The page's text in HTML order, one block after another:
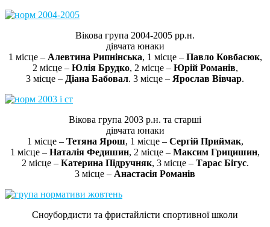
Вікова група 2004-2005 рр.н.
дівчата юнаки
1 місце – Алевтина Рипнінська, 1 місце – Павло Ковбасюк,
2 місце – Юлія Брудко, 2 місце – Юрій Романів,
3 місце – Діана Бабовал. 3 місце – Ярослав Вівчар.
Вікова група 2003 р.н. та старші
дівчата юнаки
1 місце – Тетяна Ярош, 1 місце – Сергій Приймак,
1 місце – Наталія Федишин, 2 місце – Максим Грицишин,
2 місце – Катерина Підручняк, 3 місце – Тарас Бігус.
3 місце – Анастасія Романів
Сноубордисти та фристайлісти спортивної школи